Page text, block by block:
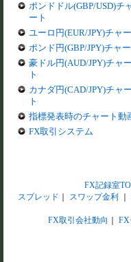
ポンドドル(GBP/USD)チ
ート
ユーロ円(EUR/JPY)チャ
ポンド円(GBP/JPY)チャー
豪ドル円(AUD/JPY)チャー
ト
カナダ円(CAD/JPY)チャー
ト
指標発表時のチャート動
FX取引システム
FX記録室
スプレッド
スワップ金利
FX取引会社動向 FX